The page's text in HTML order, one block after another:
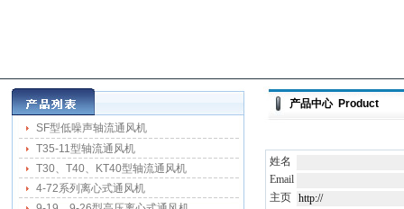
SF型低噪声轴流通风机
T35-11型轴流通风机
T30、T40、KT40型轴流通风机
4-72系列离心式通风机
产品中心 Product
姓名
Email
主页